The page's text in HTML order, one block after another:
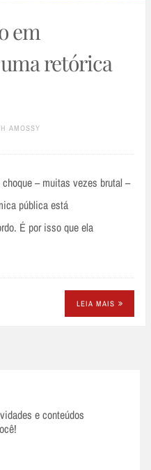
em
retórica
AMOSSY
– muitas vezes brutal –
pública está
É por isso que ela
LEIA MAIS
e conteúdos